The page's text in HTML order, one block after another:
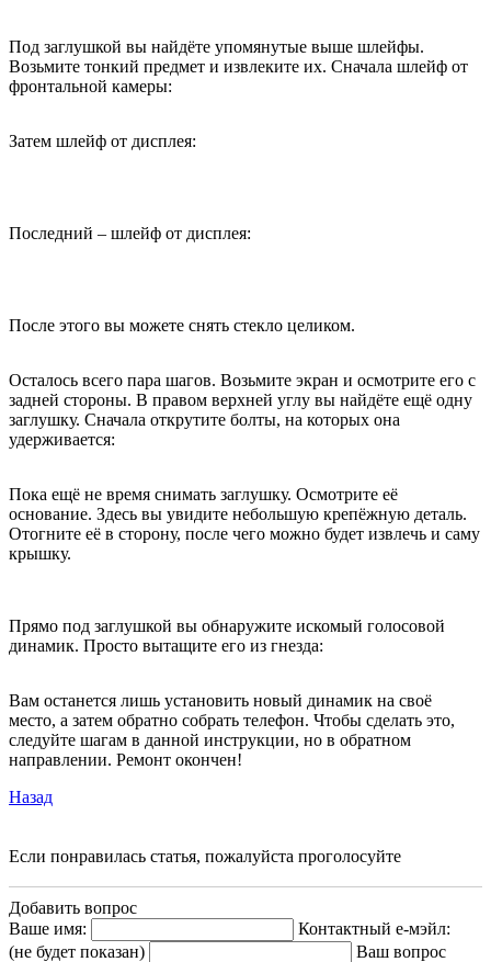
Под заглушкой вы найдёте упомянутые выше шлейфы.
Возьмите тонкий предмет и извлеките их. Сначала шлейф от
фронтальной камеры:
Затем шлейф от дисплея:
Последний – шлейф от дисплея:
После этого вы можете снять стекло целиком.
Осталось всего пара шагов. Возьмите экран и осмотрите его с
задней стороны. В правом верхней углу вы найдёте ещё одну
заглушку. Сначала открутите болты, на которых она
удерживается:
Пока ещё не время снимать заглушку. Осмотрите её
основание. Здесь вы увидите небольшую крепёжную деталь.
Отогните её в сторону, после чего можно будет извлечь и саму
крышку.
Прямо под заглушкой вы обнаружите искомый голосовой
динамик. Просто вытащите его из гнезда:
Вам останется лишь установить новый динамик на своё
место, а затем обратно собрать телефон. Чтобы сделать это,
следуйте шагам в данной инструкции, но в обратном
направлении. Ремонт окончен!
Назад
Если понравилась статья, пожалуйста проголосуйте
Добавить вопрос
Ваше имя:
Контактный е-мэйл:
(не будет показан)
Ваш вопрос